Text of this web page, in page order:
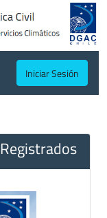
Iniciar Sesión